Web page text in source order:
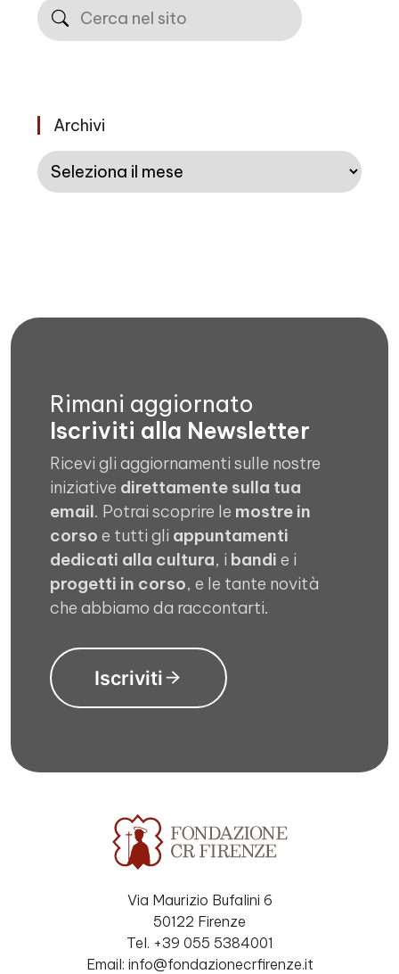
Cerca
Archivi
Archivi
Rimani aggiornato
Iscriviti alla Newsletter
Ricevi gli aggiornamenti sulle nostre
iniziative direttamente sulla tua
email. Potrai scoprire le mostre in
corso e tutti gli appuntamenti
dedicati alla cultura, i bandi e i
progetti in corso, e le tante novità
che abbiamo da raccontarti.
Iscriviti
Via Maurizio Bufalini 6
50122 Firenze
Tel. +39 055 5384001
Email: info@fondazionecrfirenze.it